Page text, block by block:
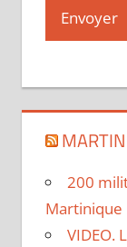
200
Martinique
VIDEO.